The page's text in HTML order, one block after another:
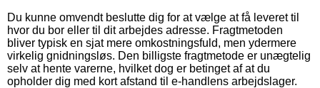
Du kunne omvendt beslutte dig for at vælge at få leveret til
hvor du bor eller til dit arbejdes adresse. Fragtmetoden
bliver typisk en sjat mere omkostningsfuld, men ydermere
virkelig gnidningsløs. Den billigste fragtmetode er unægtelig
selv at hente varerne, hvilket dog er betinget af at du
opholder dig med kort afstand til e-handlens arbejdslager.